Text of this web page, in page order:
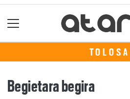
TOLOSA
Begietara begira